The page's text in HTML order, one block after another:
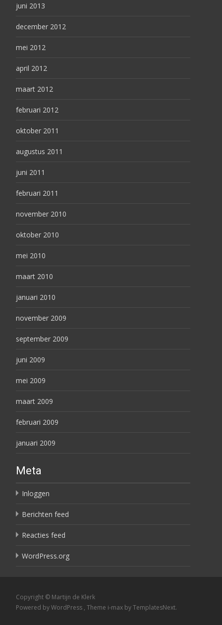
juni 2013
december 2012
mei 2012
april 2012
maart 2012
februari 2012
oktober 2011
augustus 2011
juni 2011
februari 2011
november 2010
oktober 2010
mei 2010
maart 2010
januari 2010
november 2009
september 2009
juni 2009
mei 2009
maart 2009
februari 2009
januari 2009
Meta
Inloggen
Berichten feed
Reacties feed
WordPress.org
Copyright © Martijn de Klerk
Powered by WordPress , Theme i-max by TemplatesNext.